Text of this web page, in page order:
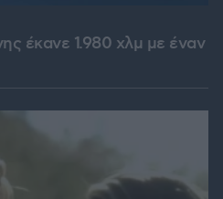
έκανε 1.980 χλμ με έναν